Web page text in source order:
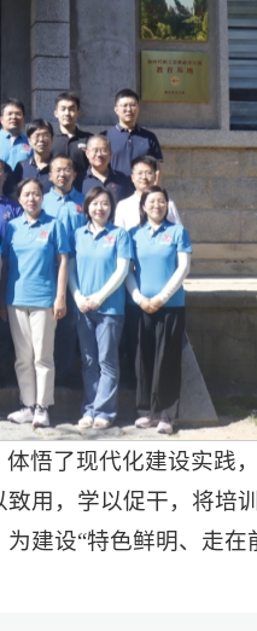
悟了现代化建设实践
用，学以促干，将培
建设“特色鲜明、走在